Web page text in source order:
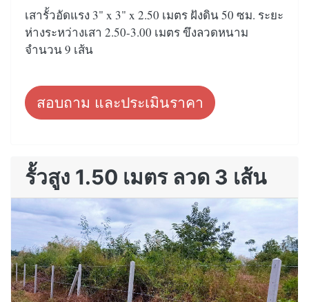
เสารั้วอัดแรง 3" x 3" x 2.50 เมตร ฝังดิน 50 ซม. ระยะ
ห่างระหว่างเสา 2.50-3.00 เมตร ขึงลวดหนาม
จำนวน 9 เส้น
สอบถาม และประเมินราคา
รั้วสูง 1.50 เมตร ลวด 3 เส้น